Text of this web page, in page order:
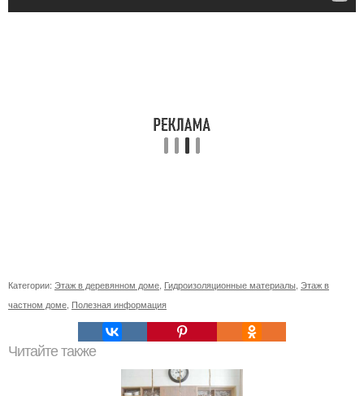
Категории: Этаж в деревянном доме Гидроизоляционные материалы Этаж в
частном доме Полезная информация
Читайте также